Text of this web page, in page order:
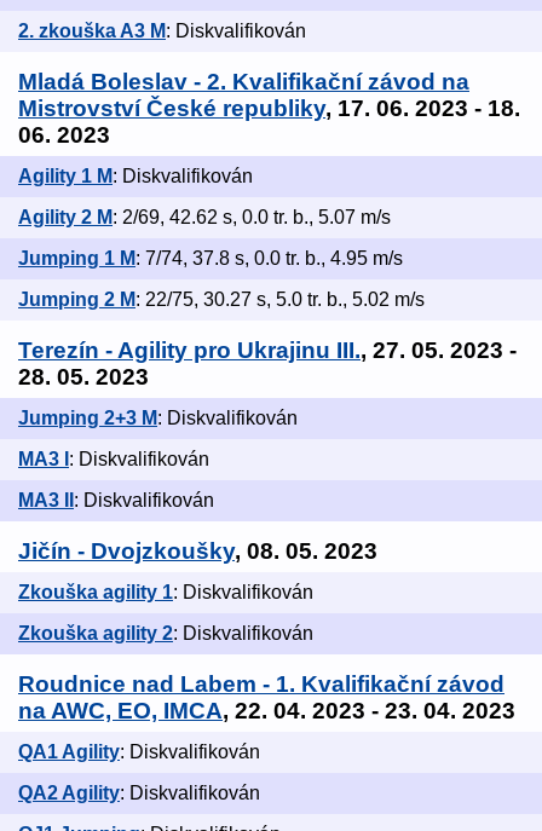
2. zkouška A3 M: Diskvalifikován
Mladá Boleslav - 2. Kvalifikační závod na
Mistrovství České republiky, 17. 06. 2023 - 18.
06. 2023
Agility 1 M: Diskvalifikován
Agility 2 M: 2/69, 42.62 s, 0.0 tr. b., 5.07 m/s
Jumping 1 M: 7/74, 37.8 s, 0.0 tr. b., 4.95 m/s
Jumping 2 M: 22/75, 30.27 s, 5.0 tr. b., 5.02 m/s
Terezín - Agility pro Ukrajinu III., 27. 05. 2023 -
28. 05. 2023
Jumping 2+3 M: Diskvalifikován
MA3 I : Diskvalifikován
MA3 II : Diskvalifikován
Jičín - Dvojzkoušky, 08. 05. 2023
Zkouška agility 1: Diskvalifikován
Zkouška agility 2: Diskvalifikován
Roudnice nad Labem - 1. Kvalifikační závod
na AWC, EO, IMCA, 22. 04. 2023 - 23. 04. 2023
QA1 Agility: Diskvalifikován
QA2 Agility: Diskvalifikován